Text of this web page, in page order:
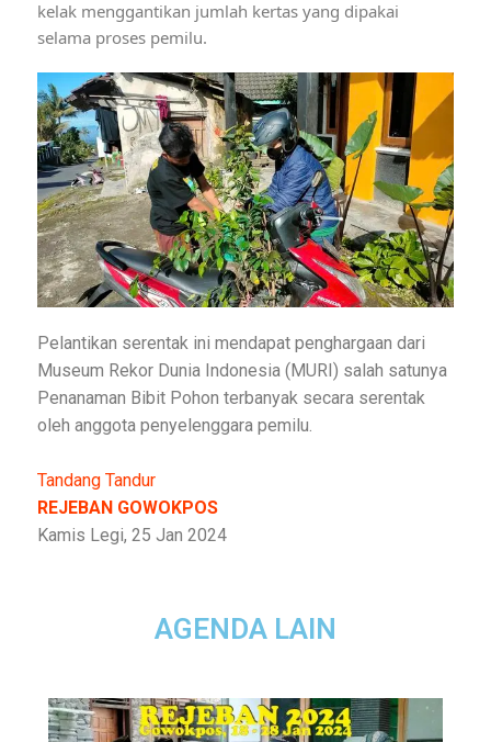
kelak menggantikan jumlah kertas yang dipakai
selama proses pemilu.
Pelantikan serentak ini mendapat penghargaan dari
Museum Rekor Dunia Indonesia (MURI) salah satunya
Penanaman Bibit Pohon terbanyak secara serentak
oleh anggota penyelenggara pemilu.
Tandang Tandur
REJEBAN GOWOKPOS
Kamis Legi, 25 Jan 2024
AGENDA LAIN